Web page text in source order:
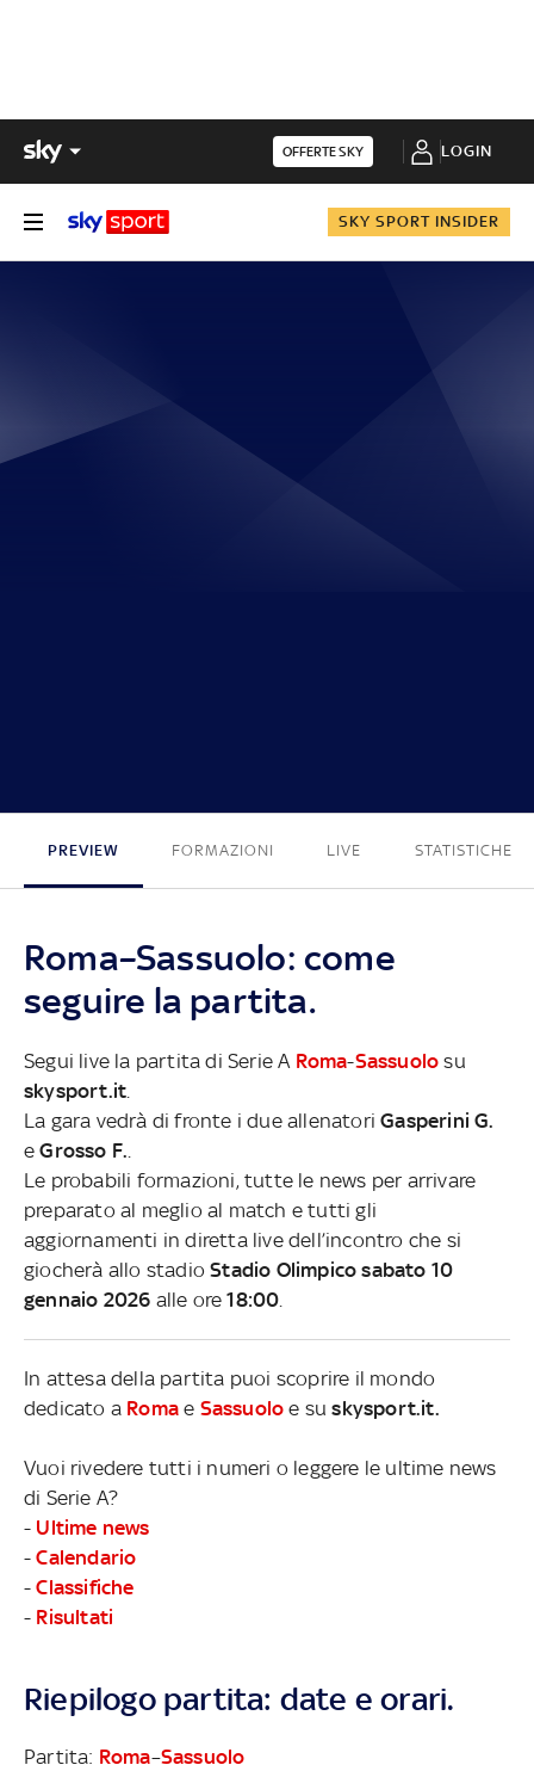
OFFERTE SKY LOGIN
SKY SPORT INSIDER
PREVIEW FORMAZIONI LIVE STATISTICHE
Roma–Sassuolo: come
seguire la partita.
Segui live la partita di Serie A Roma-Sassuolo su
skysport.it
La gara vedrà di fronte i due allenatoriGasperini G.
eGrosso F.
Le probabili formazioni, tutte le news per arrivare
preparato al meglio al match e tutti gli
aggiornamenti in diretta live dell’incontro che si
giocherà allo stadioStadio Olimpico sabato 10
gennaio 2026 alle ore18:00
In attesa della partita puoi scoprire il mondo
dedicato a Roma e Sassuolo e suskysport.it.
Vuoi rivedere tutti i numeri o leggere le ultime news
di Serie A?
- Ultime news
-Calendario
-Classifiche
- Risultati
Riepilogo partita: date e orari.
Partita: Roma–Sassuolo